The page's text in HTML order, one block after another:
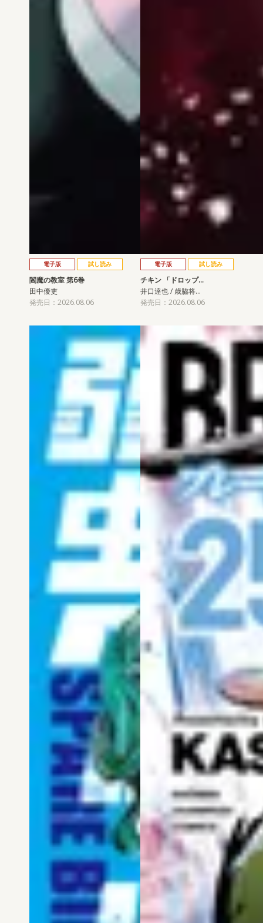
電子版 試し読み
閻魔の教室 第6巻
田中優吏
発売日：2026.08.06
電子版 試し読み
チキン 「ドロップ…
井口達也 / 歳脇将…
発売日：2026.08.06